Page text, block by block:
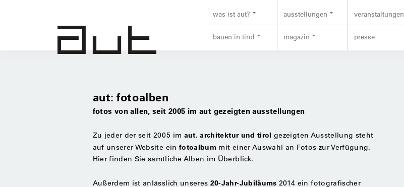
was ist aut? ausstellungen veranstaltungen
bauen in tirol magazin presse
aut: fotoalben
fotos von allen, seit 2005 im aut gezeigten ausstellungen
Zu jeder der seit 2005 im aut. architektur und tirolgezeigten Ausstellung steht
auf unserer Website ein fotoalbum mit einer Auswahl an Fotos zur Verfügung.
Hier finden Sie sämtliche Alben im Überblick.
Außerdem ist anlässlich unseres 20-Jahr-Jubiläums 2014 ein fotografischer